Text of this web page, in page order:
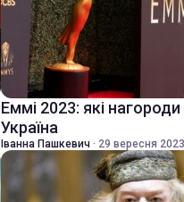
Еммі 2023: які
Україна
Іванна Пашкевич · 29 вересня